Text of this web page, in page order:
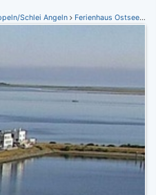
Schlei Angeln Ferienhaus Ostseeresort Olpenitz